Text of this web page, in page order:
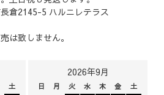
倉2145-5 ハルニレテラス
は致しません。
土
2026年9月
日 月 火 水 木 金
土